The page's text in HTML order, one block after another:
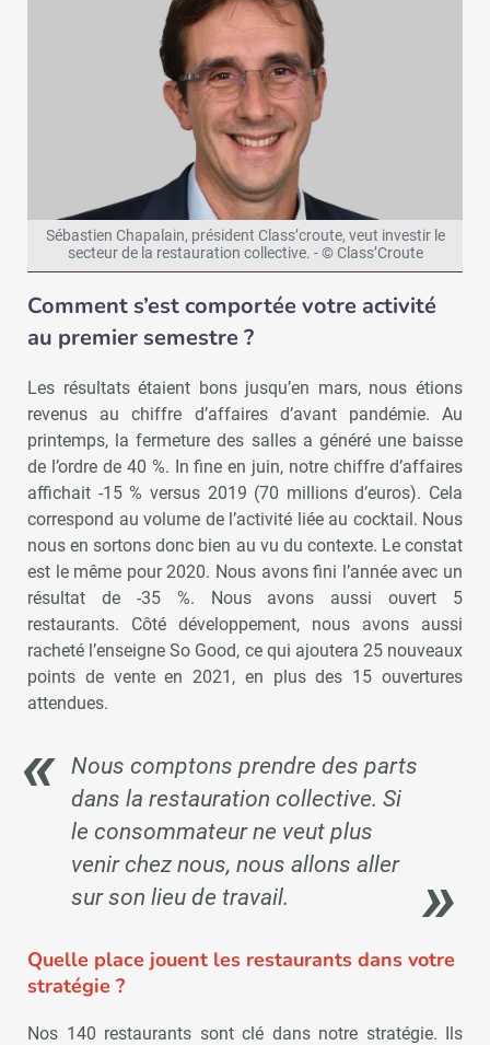
Sébastien Chapalain, président Class’croute, veut investir le
secteur de la restauration collective. - © Class’Croute
Comment s’est comportée votre activité
au premier semestre ?
Les résultats étaient bons jusqu’en mars, nous étions
revenus au chiffre d’affaires d’avant pandémie. Au
printemps, la fermeture des salles a généré une baisse
de l’ordre de 40 %. In fine en juin, notre chiffre d’affaires
affichait -15 % versus 2019 (70 millions d’euros). Cela
correspond au volume de l’activité liée au cocktail. Nous
nous en sortons donc bien au vu du contexte. Le constat
est le même pour 2020. Nous avons fini l’année avec un
résultat de -35 %. Nous avons aussi ouvert 5
restaurants. Côté développement, nous avons aussi
racheté l’enseigne So Good, ce qui ajoutera 25 nouveaux
points de vente en 2021, en plus des 15 ouvertures
attendues.
Nous comptons prendre des parts
dans la restauration collective. Si
le consommateur ne veut plus
venir chez nous, nous allons aller
sur son lieu de travail.
Quelle place jouent les restaurants dans votre
stratégie ?
Nos 140 restaurants sont clé dans notre stratégie. Ils